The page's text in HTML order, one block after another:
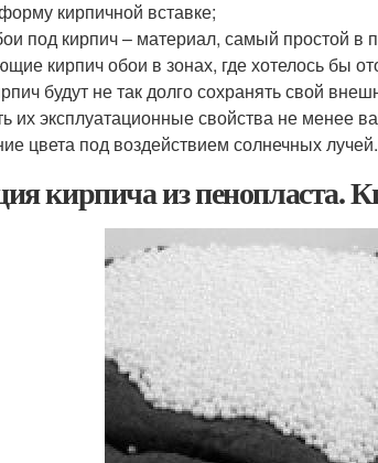
кирпичной вставке;
под кирпич – материал, самый простой в
кирпич обои в зонах, где хотелось бы
будут не так долго сохранять свой
их эксплуатационные свойства не менее
цвета под воздействием солнечных лучей.
кирпича из пенопласта.